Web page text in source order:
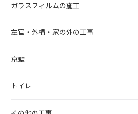
ガラスフィルムの施工
左官・外構・家の外の工事
京壁
トイレ